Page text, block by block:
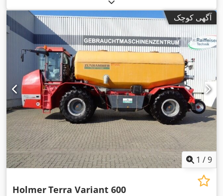
آگهی کوچک
1 /9
HolmerTerra Variant 600